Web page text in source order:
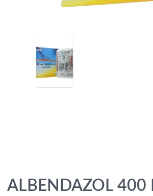
ALBENDAZOL 400